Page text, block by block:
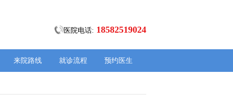
医院电话: 18582519024
来院路线 就诊流程 预约医生